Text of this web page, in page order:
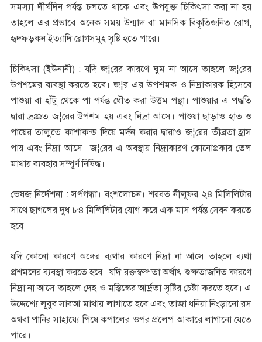
সমস্যা দীর্ঘদিন পর্যন্ত চলতে থাকে এবং উপযুক্ত চিকিৎসা করা না হয়
তাহলে এর প্রভাবে অনেক সময় উন্মাদ বা মানসিক বিকৃতিজনিত রোগ,
হৃদফড়কন ইত্যাদি রোগসমূহ সৃষ্টি হতে পারে।
চিকিৎসা (ইউনানী) : যদি জ¦রের কারণে ঘুম না আসে তাহলে জ¦রের
উপশমের ব্যবস্থা করতে হবে। জ¦র এর উপশমক ও নিদ্রাকারক হিসেবে
পাশুয়া বা হাঁটু থেকে পা পর্যন্ত ধৌত করা উত্তম পন্থা। পাশুয়ার এ পদ্ধতি
দ্বারা দ্রæত জ¦রের উপশম হয় এবং নিদ্রা আসে। পাশুয়া ছাড়াও হাত ও
পায়ের তালুতে কাশাকন্ড দিয়ে মর্দন করার দ্বারাও জ¦রের তীব্রতা হ্রাস
পায় এবং নিদ্রা আসে। জ¦রের এ অবস্থায় নিদ্রাকারণ কোনোপ্রকার তেল
মাথায় ব্যবহার সম্পূর্ণ নিষিদ্ধ।
ভেষজ নির্দেশনা : সর্পগন্ধা। বংশলোচন। শরবত নীলূফর ২৪ মিলিলিটার
সাথে ছাগলের দুধ ৮৪ মিলিলিটার যোগ করে এক মাস পর্যন্ত সেবন করতে
হবে।
যদি কোনো কারণে অঙ্গের ব্যথার কারণে নিদ্রা না আসে তাহলে ব্যথা
প্রশমনের ব্যবস্থা করতে হবে। যদি রক্তস্বল্পতা অর্থাৎ শুষ্কতাজনিত কারণে
নিদ্রা না আসে তাহলে দেহ ও মস্তিস্কের আর্দ্রতা সৃষ্টির চেষ্টা করতে হবে। এ
উদ্দেশ্যে লূবুব সাবআ মাথায় লাগাতে হবে এবং তাজা ধনিয়া নিংড়ানো রস
অথবা পানির সাহায্যে পিষে কপালের ওপর প্রলেপ আকারে লাগানো যেতে
পারে।